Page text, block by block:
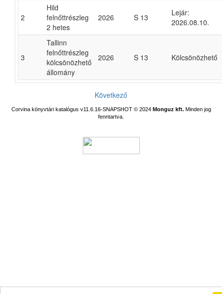
2
Hild
felnőttrészleg
2 hetes
2026 S 13
Lejár:
2026.08.10.
3
Tallinn
felnőttrészleg
kölcsönözhető
állomány
2026 S 13 Kölcsönözhető
Következő
Corvina könyvtári katalógus v11.6.16-SNAPSHOT© 2024 Monguz kft.Minden jog
fenntartva.